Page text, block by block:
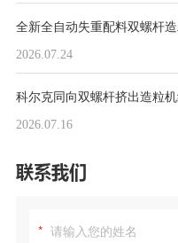
全新全自动失重配料双螺杆
2026.07.24
2026.07.16
联系我们
*